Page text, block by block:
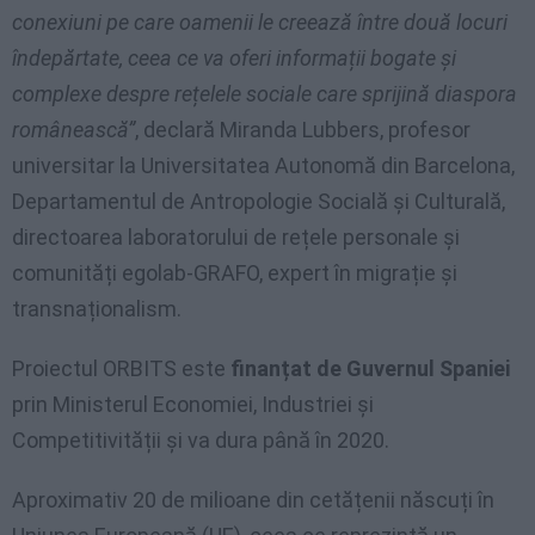
conexiuni pe care oamenii le creează între două locuri
îndepărtate, ceea ce va oferi informații bogate și
complexe despre rețelele sociale care sprijină diaspora
românească”, declară Miranda Lubbers, profesor
universitar la Universitatea Autonomă din Barcelona,
Departamentul de Antropologie Socială și Culturală,
directoarea laboratorului de rețele personale și
comunități egolab-GRAFO, expert în migrație și
transnaționalism.
Proiectul ORBITS este finanțat de Guvernul Spaniei
prin Ministerul Economiei, Industriei și
Competitivității și va dura până în 2020.
Aproximativ 20 de milioane din cetățenii născuți în